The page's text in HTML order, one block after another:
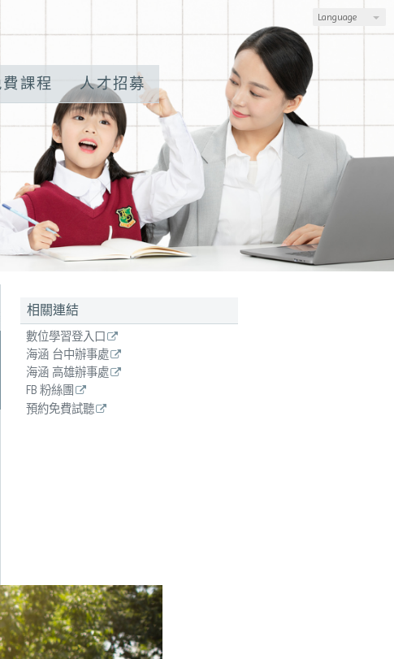
Language
課程 人才招募
相關連結
數位學習登入口
海涵 台中辦事處
海涵 高雄辦事處
FB 粉絲團
預約免費試聽
聽、數位學習體驗 請來電：0907-710-800。